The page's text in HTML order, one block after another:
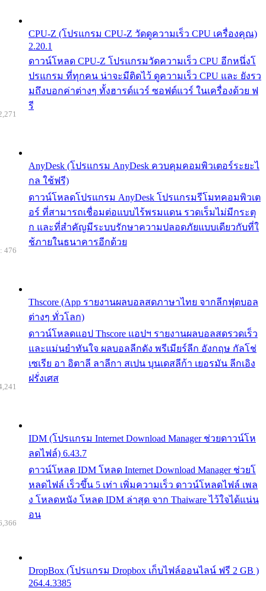
CPU-Z (โปรแกรม CPU-Z วัดดูความเร็ว CPU เครื่องคุณ)
2.20.1
ดาวน์โหลด CPU-Z โปรแกรมวัดความเร็ว CPU อีกหนึ่งโ
ปรแกรม ที่ทุกคน น่าจะมีติดไว้ ดูความเร็ว CPU และ ยังรว
มถึงบอกค่าต่างๆ ทั้งฮารด์แวร์ ซอฟต์แวร์ ในเครื่องด้วย ฟ
รี
AnyDesk (โปรแกรม AnyDesk ควบคุมคอมพิวเตอร์ระยะไ
กล ใช้ฟรี)
ดาวน์โหลดโปรแกรม AnyDesk โปรแกรมรีโมทคอมพิวเต
อร์ ที่สามารถเชื่อมต่อแบบไร้พรมแดน รวดเร็มไม่มีกระตุ
ก และที่สำคัญมีระบบรักษาความปลอดภัยแบบเดียวกับที่ใ
ช้ภายในธนาคารอีกด้วย
Thscore (App รายงานผลบอลสดภาษาไทย จากลีกฟุตบอล
ต่างๆ ทั่วโลก)
ดาวน์โหลดแอป Thscore แอปฯ รายงานผลบอลสดรวดเร็ว
และแม่นยำทันใจ ผลบอลลีกดัง พรีเมียร์ลีก อังกฤษ กัลโช่
เซเรีย อา อิตาลี ลาลีกา สเปน บุนเดสลีก้า เยอรมัน ลีกเอิง
ฝรั่งเศส
476
IDM (โปรแกรม Internet Download Manager ช่วยดาวน์โห
ลดไฟล์) 6.43.7
ดาวน์โหลด IDM โหลด Internet Download Manager ช่วยโ
หลดไฟล์ เร็วขึ้น 5 เท่า เพิ่มความเร็ว ดาวน์โหลดไฟล์ เพล
ง โหลดหนัง โหลด IDM ล่าสุด จาก Thaiware ไว้ใจได้แน่น
อน
DropBox (โปรแกรม Dropbox เก็บไฟล์ออนไลน์ ฟรี 2 GB )
264.4.3385